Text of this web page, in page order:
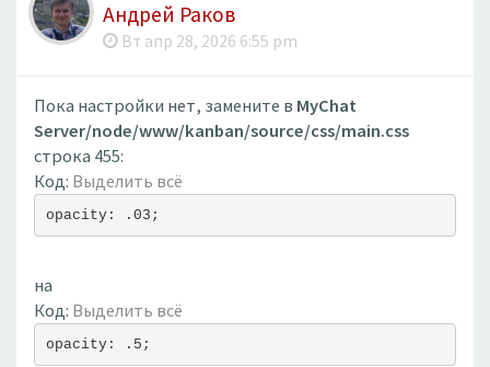
Андрей Раков
Вт апр 28, 2026 6:55 pm
Пока настройки нет, замените в MyChat
Server/node/www/kanban/source/css/main.css
строка 455:
Код: Выделить всё
opacity: .03;
на
Код: Выделить всё
opacity: .5;